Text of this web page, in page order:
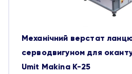
Механічний верстат
серводвигуном для
Umit Makina K-25